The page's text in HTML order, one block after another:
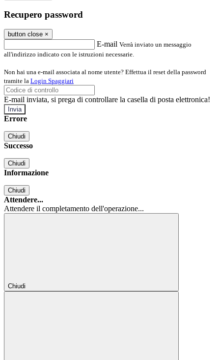
Recupero password
button close ×
E-mail Verrà inviato un messaggio
all'indirizzo indicato con le istruzioni necessarie.
Non hai una e-mail associata al nome utente? Effettua il reset della password
tramite la Login Spaggiari
E-mail inviata, si prega di controllare la casella di posta elettronica!
Errore
Chiudi
Successo
Chiudi
Informazione
Chiudi
Attendere...
Attendere il completamento dell'operazione...
Chiudi